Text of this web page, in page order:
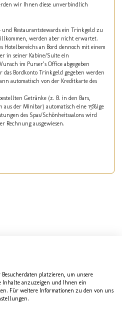
wir Ihnen diese unverbindlich
und Restaurantstewards ein Trinkgeld zu
werden aber nicht erwartet.
Hotelbereichs an Bord dennoch mit einem
in seiner Kabine/Suite ein
im Purser’s Office abgegeben
Bordkonto Trinkgeld gegeben werden
automatisch von der Kreditkarte des
Getränke (z. B. in den Bars,
aus der Minibar) automatisch eine 15%ige
des Spas/Schönheitssalons wird
Rechnung ausgewiesen.
platzieren, um unsere
Inhalte anzuzeigen und Ihnen ein
Für weitere Informationen zu den von uns